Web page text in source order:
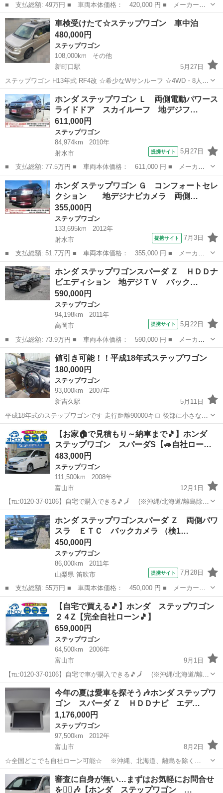
■ 支払総額: 49万円 ■ 車両本体価格： 420,000 円 ■ メーカー
名： ホンダ ■ 車種名： ステップワゴンスパーダ ■ グレード
名： Ｚ ★ユーザー買取車両！！★バックカメラ★オートライト★
オートエアコン★Ｅ...
富山 富山市 ステップワゴン
車検受けたて☆ステップワゴン 車中泊
480,000円
ステップワゴン
108,000km
その他
新町口駅
5月27日
ステップワゴン H13年式 RF4改 ☆希少なWサンルーフ ☆4WD・8人乗
り ☆希少Wサンルーフ ☆4WD☆ ☆フルエアロ ☆上級グレード ☆回転
シート フルフラット レストランモード ☆美車☆ ☆自...
富山 射水市 新町口駅 ステップワゴン センター
ホンダ ステップワゴン Ｌ 両側電動パワース
ライドドア スカイルーフ 地デジフ…
611,000円
ステップワゴン
84,974km
2010年
射水市
提携サイト 5月27日
■ 支払総額: 77.5万円 ■ 車両本体価格： 611,000 円 ■ メーカー
名： ホンダ ■ 車種名： ステップワゴン ■ グレード名： Ｌ
両側電動パワースライドドア スカイルーフ 地デジフルセグＨＤＤ
ナビＴＶ バ...
富山 射水市 ステップワゴン
ホンダ ステップワゴン Ｇ コンフォートセレ
クション 地デジナビカメラ 両側…
355,000円
ステップワゴン
133,695km
2012年
射水市
提携サイト 7月3日
■ 支払総額: 51.7万円 ■ 車両本体価格： 355,000 円 ■ メーカー
名： ホンダ ■ 車種名： ステップワゴン ■ グレード名： Ｇ
コンフォートセレクション 地デジナビカメラ 両側電動 地デジ
フルセグナビ...
富山 射水市 ステップワゴン
ホンダ ステップワゴンスパーダ Ｚ ＨＤＤナ
ビエディション 地デジＴＶ バック…
590,000円
ステップワゴン
94,198km
2011年
高岡市
提携サイト 5月22日
■ 支払総額: 73.9万円 ■ 車両本体価格： 590,000 円 ■ メーカー
名： ホンダ ■ 車種名： ステップワゴンスパーダ ■ グレード
名： Ｚ ＨＤＤナビエディション 地デジＴＶ バックカメラ フ
リップダウンモ...
富山 高岡市 ステップワゴン
値引き可能！！平成18年式ステップワゴン
180,000円
ステップワゴン
93,000km
2007年
新吉久駅
5月11日
平成18年式のステップワゴンです 走行距離90000キロ 後部に小さな傷
凹みあります 走行に支障ありません エアコン直したばかりです
来年5月まで車検あります 価格応談します 最大値引き可能です 今なら
即払いなら150...
高岡市 新吉久駅 ステップワゴン 走行距離
【お家🏠で見積もり～納車まで🎵】ホンダ
ステップワゴン スパーダS【🚙自社ロー…
483,000円
ステップワゴン
111,500km
2008年
富山市
12月1日
【℡:0120-37-0106】自宅で購入できる🎵🗾 (※沖縄/北海道/離島除
く) 今回のお車の詳細はこちらから↓仮審査もできます◎
https://www.otoron.jp/lists/detail?carn...
富山 富山市 ステップワゴン スパーダ
ホンダ ステップワゴンスパーダ Ｚ 両側パワ
スラ ＥＴＣ バックカメラ （検1…
450,000円
ステップワゴン
86,000km
2011年
山梨県 笛吹市
提携サイト 7月28日
■ 支払総額: 55万円 ■ 車両本体価格： 450,000 円 ■ メーカー
名： ホンダ ■ 車種名： ステップワゴンスパーダ ■ グレード
名： Ｚ 両側パワスラ ＥＴＣ バックカメラ ■ 排気量：
2000cc ■ ド...
山梨 笛吹市 ステップワゴン
【自宅で買える🎵】ホンダ ステップワゴン
２４Z【完全自社ローン🎵】
659,000円
ステップワゴン
64,500km
2006年
富山市
9月1日
【℡:0120-37-0106】自宅で車が購入できる🎵🗾 (※沖縄/北海道/離島
除く) 今回のお車の詳細はこちらから↓仮審査も◎
https://otoron.jp/lists/detail/?carno=033...
富山 富山市 ステップワゴン オトロン
今年の夏は愛車を探そう🎶ホンダ ステップワ
ゴン スパーダ Ｚ ＨＤＤナビ エデ…
1,176,000円
ステップワゴン
97,500km
2012年
富山市
8月2日
☆全国どこでも自社ローン可能☆ ※沖縄、北海道、離島を除く
https://www.otoron.jp/lists/detail?carno=031496 自己破産、債務整理の
経験あり… 転職したばかり…自...
富山 富山市 ステップワゴン スパーダ
審査に自身が無い…まずはお気軽にお問合せ
を🙆‍♀️🎶【ホンダ ステップワゴン …